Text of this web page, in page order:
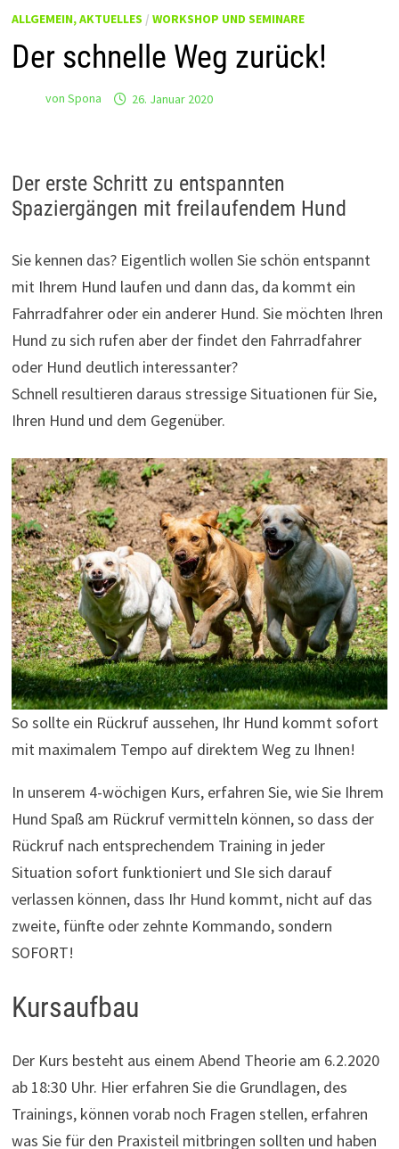
ALLGEMEIN, AKTUELLES / WORKSHOP UND SEMINARE
Der schnelle Weg zurück!
von Spona 26. Januar 2020
Der erste Schritt zu entspannten
Spaziergängen mit freilaufendem Hund
Sie kennen das? Eigentlich wollen Sie schön entspannt
mit Ihrem Hund laufen und dann das, da kommt ein
Fahrradfahrer oder ein anderer Hund. Sie möchten Ihren
Hund zu sich rufen aber der findet den Fahrradfahrer
oder Hund deutlich interessanter?
Schnell resultieren daraus stressige Situationen für Sie,
Ihren Hund und dem Gegenüber.
So sollte ein Rückruf aussehen, Ihr Hund kommt sofort
mit maximalem Tempo auf direktem Weg zu Ihnen!
In unserem 4-wöchigen Kurs, erfahren Sie, wie Sie Ihrem
Hund Spaß am Rückruf vermitteln können, so dass der
Rückruf nach entsprechendem Training in jeder
Situation sofort funktioniert und SIe sich darauf
verlassen können, dass Ihr Hund kommt, nicht auf das
zweite, fünfte oder zehnte Kommando, sondern
SOFORT!
Kursaufbau
Der Kurs besteht aus einem Abend Theorie am 6.2.2020
ab 18:30 Uhr. Hier erfahren Sie die Grundlagen, des
Trainings, können vorab noch Fragen stellen, erfahren
was Sie für den Praxisteil mitbringen sollten und haben